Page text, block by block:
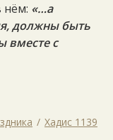
нём: «…а
должны быть
вместе с
Хадис 1139